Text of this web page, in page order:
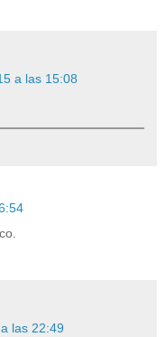
a las 15:08
las 22:49